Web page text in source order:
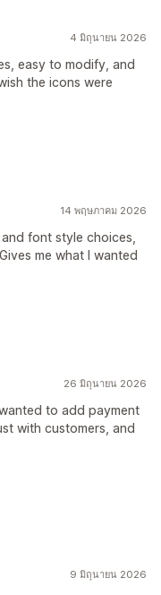
4 มิถุนายน 2026
easy to modify, and
the icons were
14 พฤษภาคม 2026
font style choices,
me what I wanted
26 มิถุนายน 2026
to add payment
with customers, and
9 มิถุนายน 2026